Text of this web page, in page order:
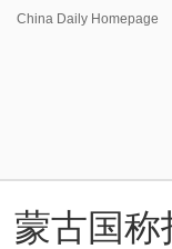
China Daily Homepage
蒙古国称